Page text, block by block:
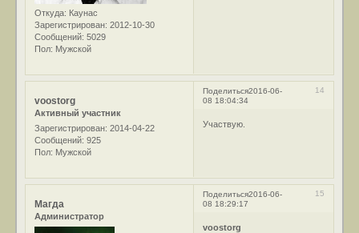
Откуда: Каунас
Зарегистрирован: 2012-10-30
Сообщений: 5029
Пол: Мужской
Поделиться 14
2016-06-
08 18:04:34
voostorg
Активный участник
Зарегистрирован: 2014-04-22
Сообщений: 925
Пол: Мужской
Участвую.
Поделиться 15
2016-06-
08 18:29:17
Магда
Администратор
voostorg